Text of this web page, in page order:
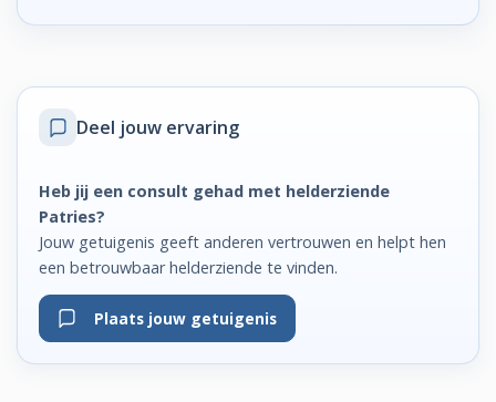
Deel jouw ervaring
Heb jij een consult gehad met helderziende
Patries?
Jouw getuigenis geeft anderen vertrouwen en helpt hen
een betrouwbaar helderziende te vinden.
Plaats jouw getuigenis